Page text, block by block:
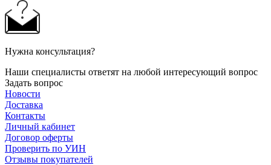
Нужна консультация?
Наши специалисты ответят на любой интересующий вопрос
Задать вопрос
Новости
Доставка
Контакты
Личный кабинет
Договор оферты
Проверить по УИН
Отзывы покупателей